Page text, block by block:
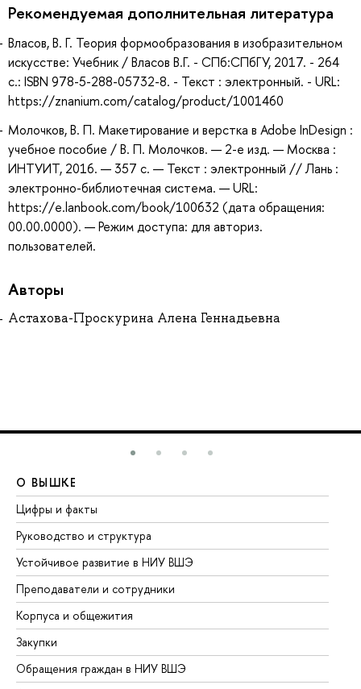
Рекомендуемая дополнительная литература
Власов, В. Г. Теория формообразования в изобразительном
искусстве: Учебник / Власов В.Г. - СПб:СПбГУ, 2017. - 264
с.: ISBN 978-5-288-05732-8. - Текст : электронный. - URL:
https://znanium.com/catalog/product/1001460
Молочков, В. П. Макетирование и верстка в Adobe InDesign :
учебное пособие / В. П. Молочков. — 2-е изд. — Москва :
ИНТУИТ, 2016. — 357 с. — Текст : электронный // Лань :
электронно-библиотечная система. — URL:
https://e.lanbook.com/book/100632 (дата обращения:
00.00.0000). — Режим доступа: для авториз.
пользователей.
Авторы
Астахова-Проскурина Алена Геннадьевна
О ВЫШКЕ
Цифры и факты
Руководство и структура
Устойчивое развитие в НИУ ВШЭ
Преподаватели и сотрудники
Корпуса и общежития
Закупки
Обращения граждан в НИУ ВШЭ